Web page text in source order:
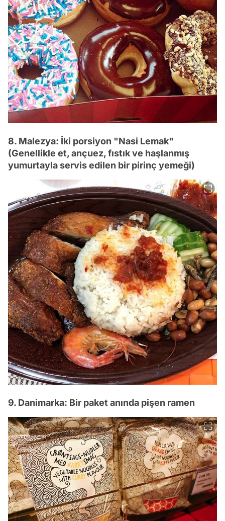
8. Malezya: İki porsiyon "Nasi Lemak"
(Genellikle et, ançuez, fıstık ve haşlanmış
yumurtayla servis edilen bir pirinç yemeği)
9. Danimarka: Bir paket anında pişen ramen